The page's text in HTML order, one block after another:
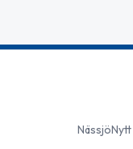
NässjöNytt